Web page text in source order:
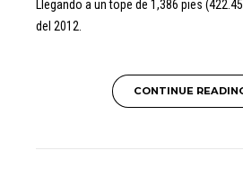
Llegando a un tope de 1,386 pies
del 2012.
CONTINUE